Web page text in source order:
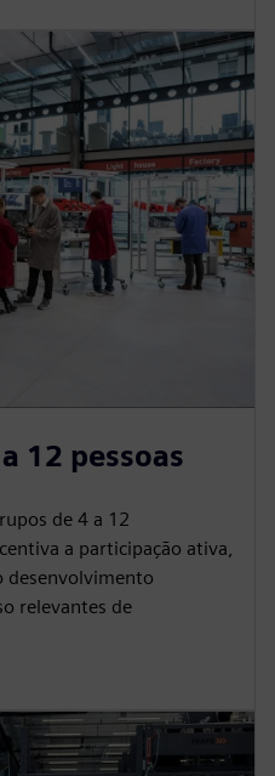
12 pessoas
de 4 a 12
a participação ativa,
desenvolvimento
relevantes de